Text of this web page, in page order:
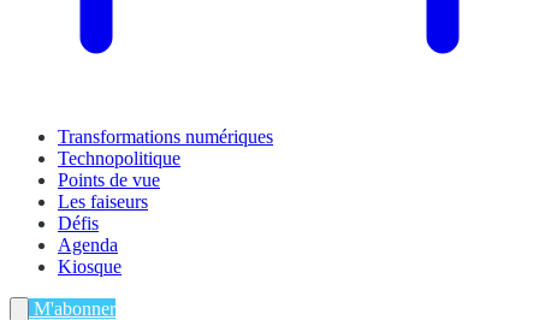
Transformations numériques
Technopolitique
Points de vue
Les faiseurs
Défis
Agenda
Kiosque
M'abonner